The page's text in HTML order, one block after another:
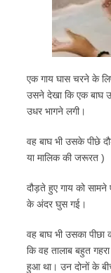
एक गाय घास चरने के
उसने देखा कि एक बाघ
उधर भागने लगी।
वह बाघ भी उसके पीछे
या मालिक की जरूरत )
दौड़ते हुए गाय को सामने
के अंदर घुस गई।
वह बाघ भी उसका
कि वह तालाब बहुत
हुआ था। उन दोनों के